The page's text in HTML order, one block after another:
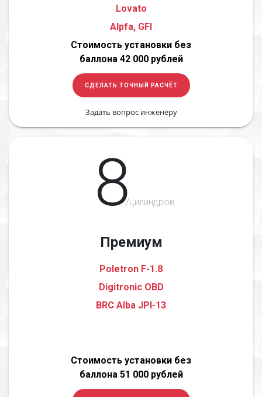
Lovato
Alpfa, GFI
Стоимость установки без
баллона 42 000 рублей
СДЕЛАТЬ ТОЧНЫЙ РАСЧЁТ
Задать вопрос инженеру
8/цилиндров
Премиум
Poletron F-1.8
Digitronic OBD
BRC Alba JPI-13
Стоимость установки без
баллона 51 000 рублей